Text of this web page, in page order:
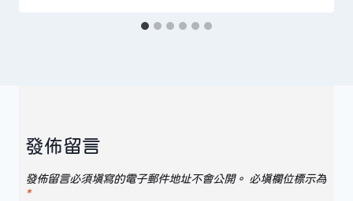
發佈留言
發佈留言必須填寫的電子郵件地址不會公開。 必填欄位標示為
*